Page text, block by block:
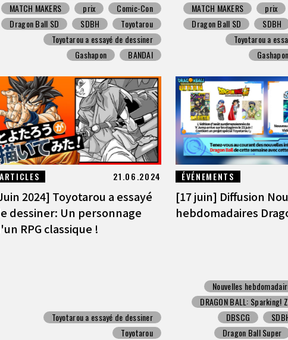
MATCH MAKERS
prix
Comic-Con
Dragon Ball SD
SDBH
Toyotarou
Toyotarou a essayé de dessiner
Gashapon
BANDAI
MATCH MAKERS
prix
Dragon Ball SD
SDBH
Toyotarou a
Gashapon
ARTICLES 21.06.2024
2024] Toyotarou a essayé
dessiner: Un personnage
RPG classique !
Toyotarou a essayé de dessiner
Toyotarou
ÉVÉNEMENTS
[17 juin] Diffusion
hebdomadaires
Nouvelles
DRAGON BALL: Sparking!
DBSCG
Dragon Ball Super